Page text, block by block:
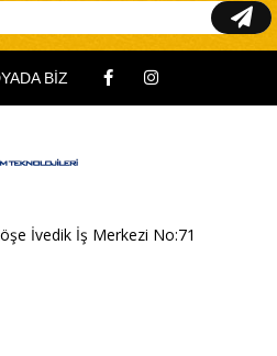
BİZ
İvedik İş Merkezi No:71